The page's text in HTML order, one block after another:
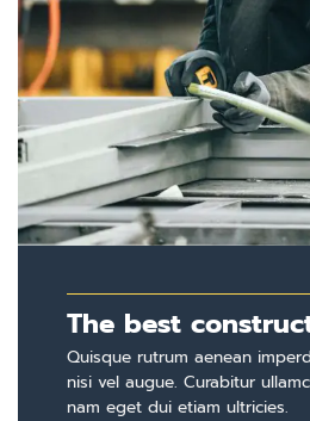
The best
Quisque rutrum aenean
nisi vel augue. Curabitur
nam eget dui etiam ultricies.